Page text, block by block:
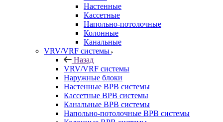
Настенные
Кассетные
Напольно-потолочные
Колонные
Канальные
VRV/VRF системы
Назад
VRV/VRF системы
Наружные блоки
Настенные ВРВ системы
Кассетные ВРВ системы
Канальные ВРВ системы
Напольно-потолочные ВРВ системы